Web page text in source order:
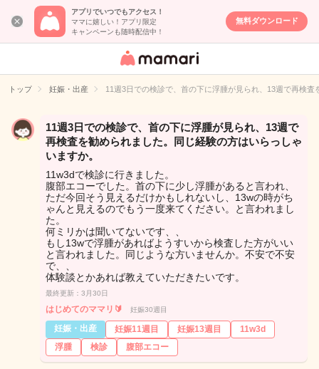
アプリでいつでもアクセス！
ママに嬉しい！アプリ限定
キャンペーンも随時配信中！
無料ダウンロード
女性専用匿名QA
イト
トップ 妊娠・出産 11週3日での検診で、首の下に浮腫が見られ、13週で再検
11週3日での検診で、首の下に浮腫が見られ、13週で
再検査を勧められました。同じ経験の方はいらっしゃ
いますか。
11w3dで検診に行きました。
腹部エコーでした。首の下に少し浮腫があると言われ、
ただ今回そう見えるだけかもしれないし、13wの時がち
ゃんと見えるのでもう一度来てください。と言われまし
た。
何ミリかは聞いてないです、、
もし13wで浮腫があればようすいから検査した方がいい
と言われました。同じような方いませんか。不安で不安
で、、
体験談とかあれば教えていただきたいです。
最終更新：3月30日
はじめてのママリ🔰 妊娠30週目
妊娠・出産 妊娠11週目 妊娠13週目
11w3d
浮腫
検診 腹部エコー